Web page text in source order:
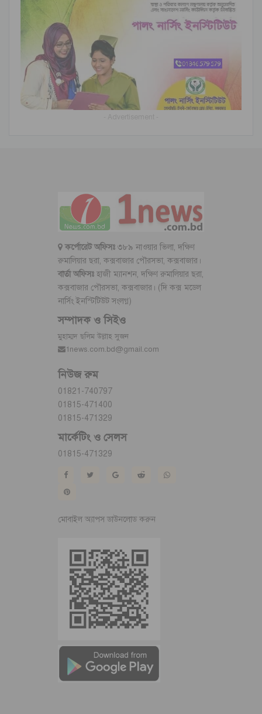
কর্পোরেট অফিসঃ৩৮৯ নাওয়ার ভিলা, দক্ষিণ
রুমালিয়ার ছরা, কক্সবাজার পৌরসভা, কক্সবাজার।
বার্তা অফিসঃ হাজী ম্যানশন, দক্ষিণ রুমালিয়ার ছরা,
কক্সবাজার পৌরসভা, কক্সবাজার। (দি কক্স মডেল
নার্সিং ইনস্টিটিউট সংলগ্ন)
সম্পাদক ও সিইও
মুহাম্মদ ছলিম উল্লাহ সুজন
1news.com.bd@gmail.com
নিউজ রুম
01821-740797
01815-471400
01815-471329
মার্কেটিং ও সেলস
01815-471329
মোবাইল অ্যাপস ডাউনলোড করুন